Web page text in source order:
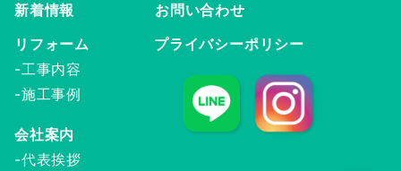
新着情報
お問い合わせ
リフォーム
プライバシーポリシー
-工事内容
-施工事例
会社案内
-代表挨拶